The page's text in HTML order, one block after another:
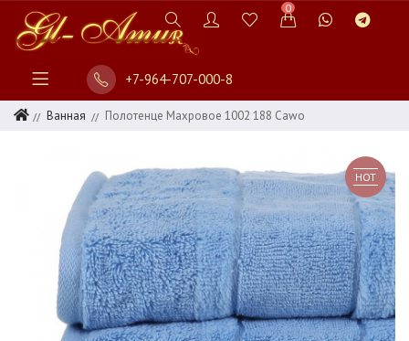
0
+7-964-707-000-8
Ванная Полотенце Махровое 1002 188 Cawo
HOT